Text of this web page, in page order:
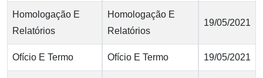
Homologação E
Relatórios
Homologação E
Relatórios
19/05/2021
Ofício E Termo Ofício E Termo 19/05/2021